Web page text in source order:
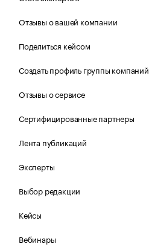
Отзывы о вашей компании
Поделиться кейсом
Создать профиль группы компаний
Отзывы о сервисе
Сертифицированные партнеры
Лента публикаций
Эксперты
Выбор редакции
Кейсы
Вебинары